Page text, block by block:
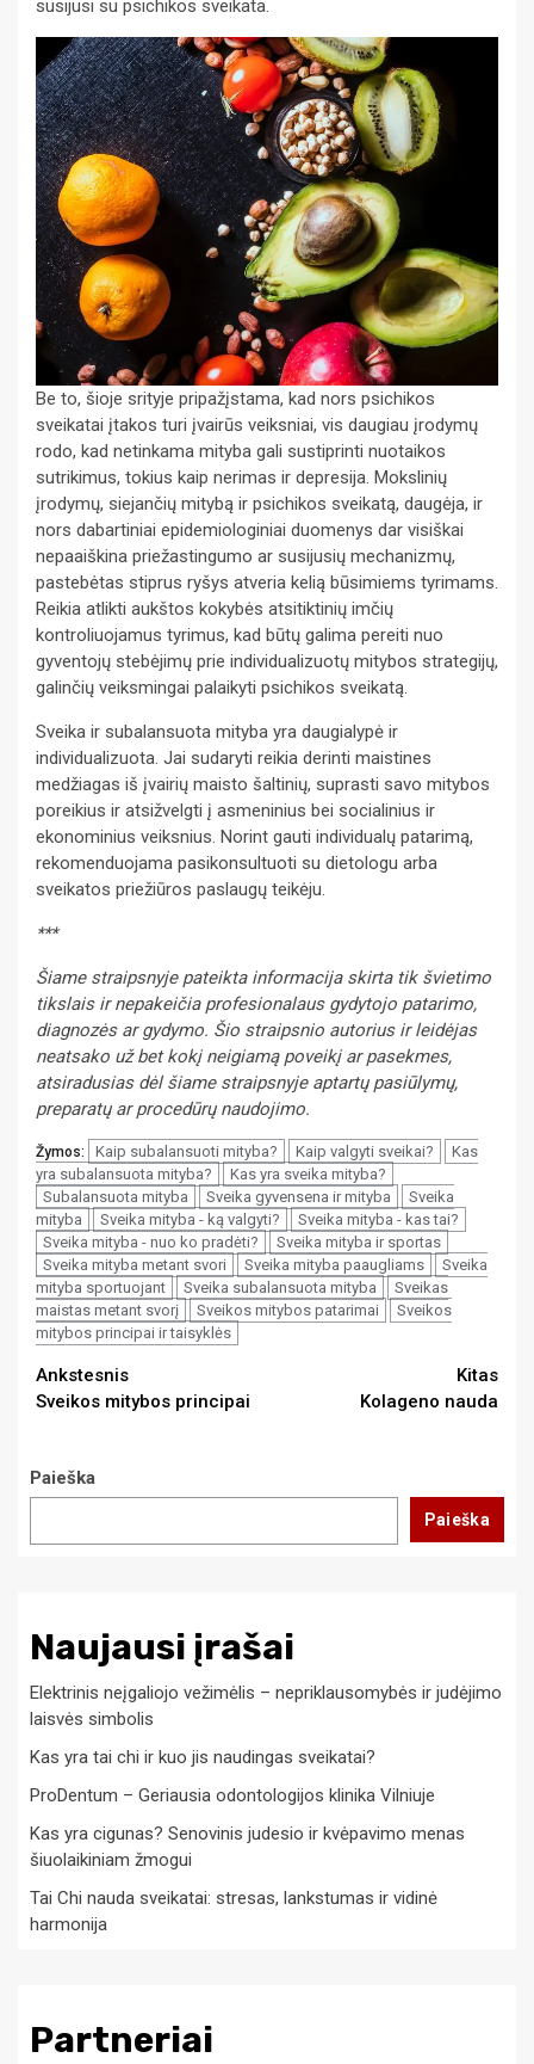
susijusi su psichikos sveikata.
Be to, šioje srityje pripažįstama, kad nors psichikos
sveikatai įtakos turi įvairūs veiksniai, vis daugiau įrodymų
rodo, kad netinkama mityba gali sustiprinti nuotaikos
sutrikimus, tokius kaip nerimas ir depresija. Mokslinių
įrodymų, siejančių mitybą ir psichikos sveikatą, daugėja, ir
nors dabartiniai epidemiologiniai duomenys dar visiškai
nepaaiškina priežastingumo ar susijusių mechanizmų,
pastebėtas stiprus ryšys atveria kelią būsimiems tyrimams.
Reikia atlikti aukštos kokybės atsitiktinių imčių
kontroliuojamus tyrimus, kad būtų galima pereiti nuo
gyventojų stebėjimų prie individualizuotų mitybos strategijų,
galinčių veiksmingai palaikyti psichikos sveikatą.
Sveika ir subalansuota mityba yra daugialypė ir
individualizuota. Jai sudaryti reikia derinti maistines
medžiagas iš įvairių maisto šaltinių, suprasti savo mitybos
poreikius ir atsižvelgti į asmeninius bei socialinius ir
ekonominius veiksnius. Norint gauti individualų patarimą,
rekomenduojama pasikonsultuoti su dietologu arba
sveikatos priežiūros paslaugų teikėju.
***
Šiame straipsnyje pateikta informacija skirta tik švietimo
tikslais ir nepakeičia profesionalaus gydytojo patarimo,
diagnozės ar gydymo. Šio straipsnio autorius ir leidėjas
neatsako už bet kokį neigiamą poveikį ar pasekmes,
atsiradusias dėl šiame straipsnyje aptartų pasiūlymų,
preparatų ar procedūrų naudojimo.
Žymos: Kaip subalansuoti mityba? Kaip valgyti sveikai?
Kas
yra subalansuota mityba?
Kas yra sveika mityba?
Subalansuota mityba
Sveika gyvensena ir mityba
Sveika
mityba
Sveika mityba - ką valgyti?
Sveika mityba - kas tai?
Sveika mityba - nuo ko pradėti?
Sveika mityba ir sportas
Sveika mityba metant svori
Sveika mityba paaugliams
Sveika
mityba sportuojant
Sveika subalansuota mityba
Sveikas
maistas metant svorį
Sveikos mitybos patarimai
Sveikos
mitybos principai ir taisyklės
Continue
Reading
Ankstesnis
Sveikos mitybos principai
Kitas
Kolageno nauda
Paieška
Paieška
Naujausi įrašai
Elektrinis neįgaliojo vežimėlis – nepriklausomybės ir judėjimo
laisvės simbolis
Kas yra tai chi ir kuo jis naudingas sveikatai?
ProDentum – Geriausia odontologijos klinika Vilniuje
Kas yra cigunas? Senovinis judesio ir kvėpavimo menas
šiuolaikiniam žmogui
Tai Chi nauda sveikatai: stresas, lankstumas ir vidinė
harmonija
Partneriai